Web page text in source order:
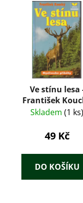
Ve stínu lesa
František
Skladem (1 ks)
49 Kč
DO KOŠÍKU